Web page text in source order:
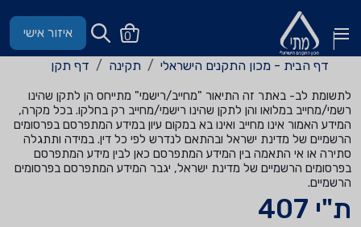
0 איזור אישי
דף הבית - מכון התקנים הישראלי תקינה דף תקן
לתשומת לב- באתר זה התיאור "מחייב/רישמי" מתייחס הן לתקן שהינו
רשמי/מחייב במלואו והן לתקן שהינו רישמי/מחייב רק בחלקו. בכל מקרה,
המידע האמור אינו מחייב ואינו בא במקום עיון במידע המתפרסם בפרסומים
הרשמיים של מדינת ישראל ובהתאם לנדרש לפי כל דין. במידה ותתגלה
סתירה או אי התאמה בין המידע המתפרסם כאן לבין מידע המתפרסם
בפרסומים הרשמיים של מדינת ישראל, יגבר המידע המתפרסם בפרסומים
הרשמיים.
ת"י 407